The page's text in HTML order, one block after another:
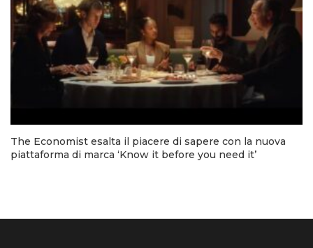
The Economist esalta il piacere di sapere con la nuova
piattaforma di marca ‘Know it before you need it’